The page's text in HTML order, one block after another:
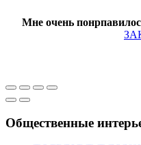
Мне очень
Общественные